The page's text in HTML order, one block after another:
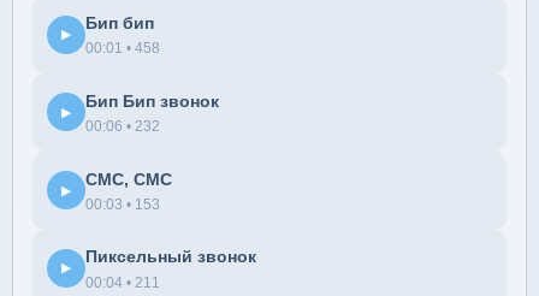
▶
Бип бип
00:01 • 458
▶
Бип Бип звонок
00:06 • 232
▶
СМС, СМС
00:03 • 153
▶
Пиксельный звонок
00:04 • 211